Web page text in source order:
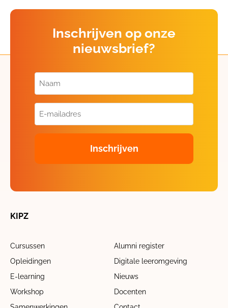
Inschrijven op onze
nieuwsbrief?
Naam
(Vereist)
E-
mailadres
KIPZ
Cursussen
Alumni register
Opleidingen
Digitale leeromgeving
E-learning
Nieuws
Workshop
Docenten